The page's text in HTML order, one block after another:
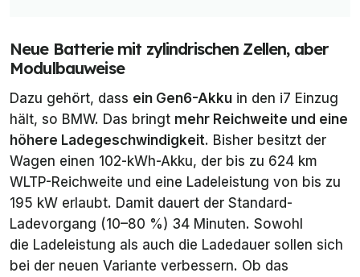
Neue Batterie mit zylindrischen Zellen, aber
Modulbauweise
Dazu gehört, dass ein Gen6-Akku in den i7 Einzug
hält, so BMW. Das bringt mehr Reichweite und eine
höhere Ladegeschwindigkeit. Bisher besitzt der
Wagen einen 102-kWh-Akku, der bis zu 624 km
WLTP-Reichweite und eine Ladeleistung von bis zu
195 kW erlaubt. Damit dauert der Standard-
Ladevorgang (10–80 %) 34 Minuten. Sowohl
die Ladeleistung als auch die Ladedauer sollen sich
bei der neuen Variante verbessern. Ob das